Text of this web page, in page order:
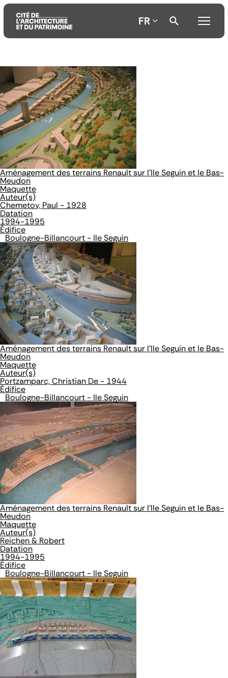
Aller
au
contenu
principal
Aller
au
menu
principal
Aller
la
recherche
FR
Aménagement des terrains Renault sur l'Ile Seguin et le Bas-
Meudon
Maquette
Auteur(s)
Chemetov, Paul - 1928
Datation
1994-1995
Édifice
Boulogne-Billancourt - Ile Seguin
Aménagement des terrains Renault sur l'Ile Seguin et le Bas-
Meudon
Maquette
Auteur(s)
Portzamparc, Christian De - 1944
Édifice
Boulogne-Billancourt - Ile Seguin
Aménagement des terrains Renault sur l'Ile Seguin et le Bas-
Meudon
Maquette
Auteur(s)
Reichen & Robert
Datation
1994-1995
Édifice
Boulogne-Billancourt - Ile Seguin